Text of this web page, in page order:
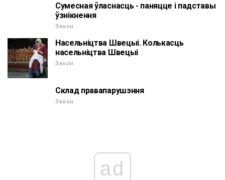
Сумесная ўласнасць - паняцце і падставы
ўзнікнення
Закон
Насельніцтва Швецыі. Колькасць
насельніцтва Швецыі
Закон
Склад правапарушэння
Закон
ad